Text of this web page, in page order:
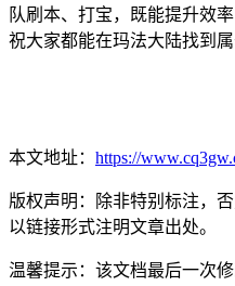
队刷本、打宝，既能提升效
祝大家都能在玛法大陆找到属
本文地址： https://
版权声明：除非特别标注，
以链接形式注明文章出处。
温馨提示：该文档最后一次